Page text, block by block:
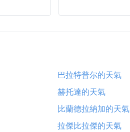
巴拉特普尔的天氣
赫托達的天氣
比蘭德拉納加的天氣
拉傑比拉傑的天氣